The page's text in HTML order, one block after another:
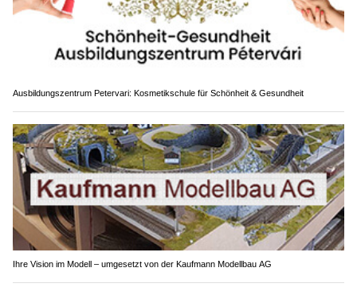
Ausbildungszentrum Petervari: Kosmetikschule für Schönheit & Gesundheit
Ihre Vision im Modell – umgesetzt von der Kaufmann Modellbau AG